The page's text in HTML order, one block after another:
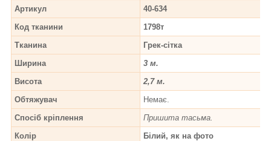
Артикул
40-634
Код тканини
1798т
Тканина
Грек-сітка
Ширина
3 м.
Висота
2,7 м.
Обтяжувач
Немає.
Спосіб кріплення
Пришита тасьма.
Колір
Білий, як на фото